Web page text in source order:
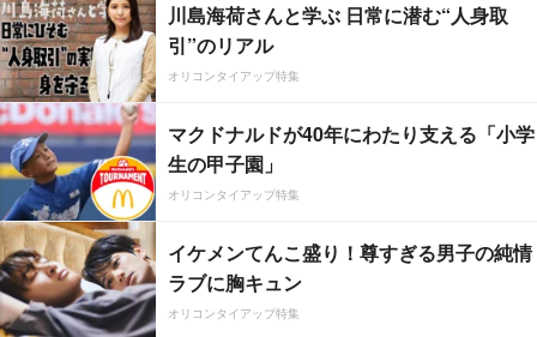
川島海荷さんと学ぶ 日常に潜む“人身取
引”のリアル
オリコンタイアップ特集
マクドナルドが40年にわたり支える「小学
生の甲子園」
オリコンタイアップ特集
イケメンてんこ盛り！尊すぎる男子の純情
ラブに胸キュン
オリコンタイアップ特集